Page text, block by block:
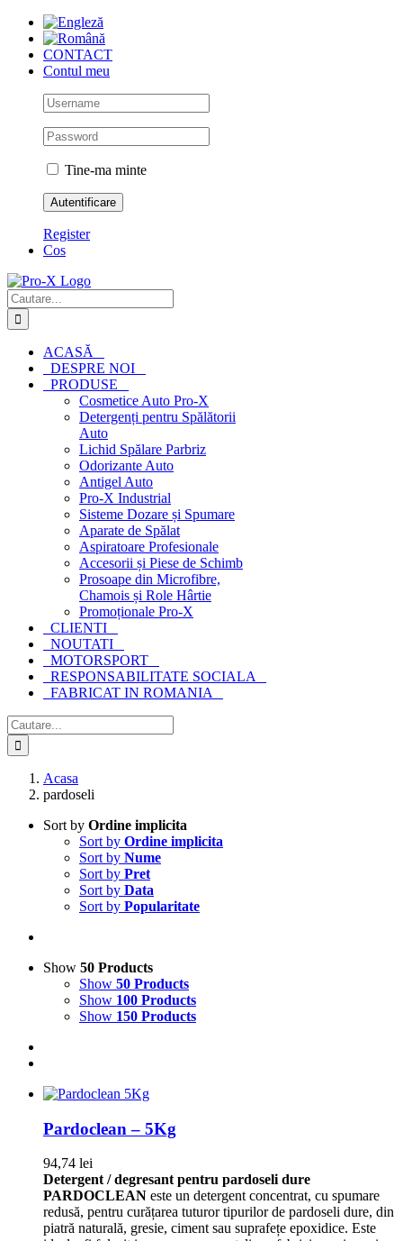
Skip
contentCONTACT
Contul meu
Tine-ma minte
Register
Cos
Cautare...
ACASĂ
DESPRE NOI
PRODUSE
Cosmetice Auto Pro-X
Detergenți pentru Spălătorii
Auto
Lichid Spălare Parbriz
Odorizante Auto
Antigel Auto
Pro-X Industrial
Sisteme Dozare și Spumare
Aparate de Spălat
Aspiratoare Profesionale
Accesorii și Piese de Schimb
Prosoape din Microfibre,
Chamois și Role Hârtie
Promoționale Pro-X
CLIENTI
NOUTATI
MOTORSPORT
RESPONSABILITATE SOCIALA
FABRICAT IN ROMANIA
Cautare...
Acasa
pardoseli
Sort by Ordine implicita
Sort by Ordine implicita
Sort by Nume
Sort by Pret
Sort by Data
Sort by Popularitate
Show 50 Products
Show 50 Products
Show 100 Products
Show 150 Products
Pardoclean – 5Kg
94,74 lei
Detergent / degresant pentru pardoseli dure
PARDOCLEAN este un detergent concentrat, cu spumare
redusă, pentru curățarea tuturor tipurilor de pardoseli dure, din
piatră naturală, gresie, ciment sau suprafețe epoxidice. Este